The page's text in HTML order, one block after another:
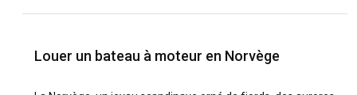
Louer un bateau à moteur en Norvège